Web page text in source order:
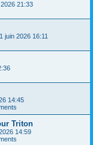
21:33
juin 2026 16:11
14:45
Triton
14:59